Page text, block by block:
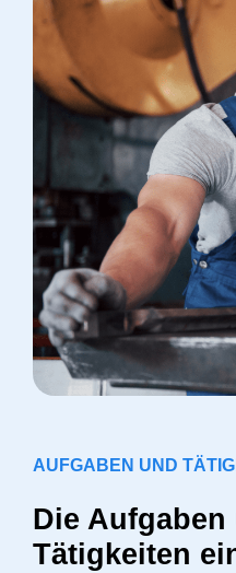
AUFGABEN UND
Die Aufgaben
Tätigkeiten